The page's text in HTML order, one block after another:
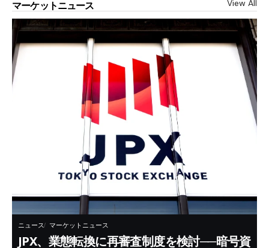
マーケットニュース View All
ニュース マーケットニュース
JPX、業態転換に再審査制度を検討──暗号資